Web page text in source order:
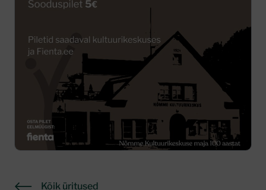
Kõik üritused